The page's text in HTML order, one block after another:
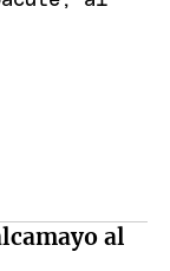
al